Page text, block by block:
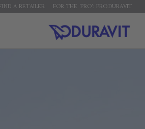
FOR THE 'PRO': PRO.DURAVIT
A RETAILER